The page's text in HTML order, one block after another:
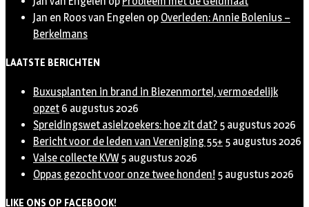
Jan en Roos van Engelen op Overleden: Annie Bolenius –
Berkelmans
LAATSTE BERICHTEN
Buxusplanten in brand in Biezenmortel, vermoedelijk
opzet 6 augustus 2026
Spreidingswet asielzoekers: hoe zit dat? 5 augustus 2026
Bericht voor de leden van Vereniging 55+ 5 augustus 2026
Valse collecte KVW 5 augustus 2026
Oppas gezocht voor onze twee honden! 5 augustus 2026
LIKE ONS OP FACEBOOK!